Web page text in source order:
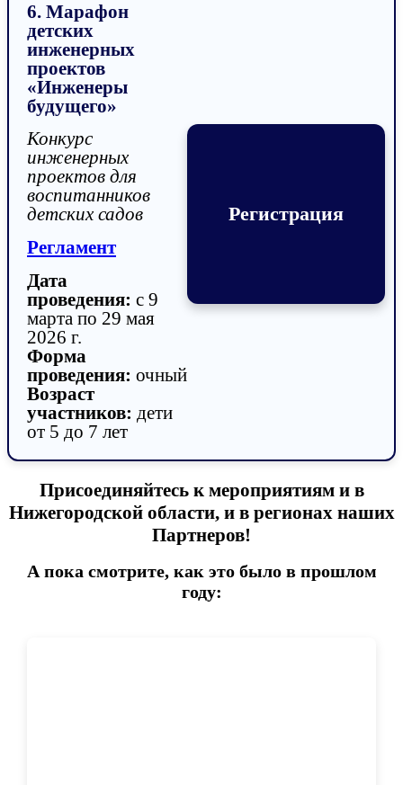
6. Марафон
детских
инженерных
проектов
«Инженеры
будущего»
Конкурс
инженерных
проектов для
воспитанников
детских садов
Регламент
Дата
проведения: с 9
марта по 29 мая
2026 г.
Форма
проведения: очный
Возраст
участников: дети
от 5 до 7 лет
Регистрация
Присоединяйтесь к мероприятиям и в
Нижегородской области, и в регионах наших
Партнеров!
А пока смотрите, как это было в прошлом
году: